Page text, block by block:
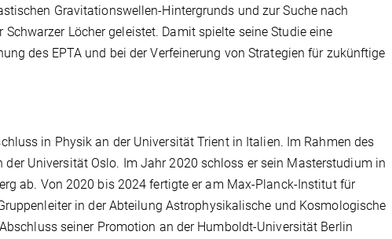
Gravitationswellen-Hintergrunds und zur Suche nach
Löcher geleistet. Damit spielte seine Studie eine
des EPTA und bei der Verfeinerung von Strategien für zukünftige
in Physik an der Universität Trient in Italien. Im Rahmen des
Universität Oslo. Im Jahr 2020 schloss er sein Masterstudium in
ab. Von 2020 bis 2024 fertigte er am Max-Planck-Institut für
in der Abteilung Astrophysikalische und Kosmologische
seiner Promotion an der Humboldt-Universität Berlin